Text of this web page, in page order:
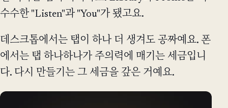
수수한 "Listen"과 "You"가 됐고요.
데스크톱에서는 탭이 하나 더 생겨도 공짜예요. 폰
에서는 탭 하나하나가 주의력에 매기는 세금입니
다. 다시 만들기는 그 세금을 갚은 거예요.